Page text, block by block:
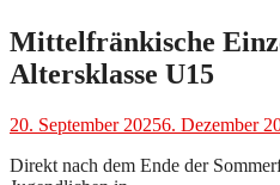
Mittelfränkische
Altersklasse U15
20. September 20256. Dezember
Direkt nach dem Ende der